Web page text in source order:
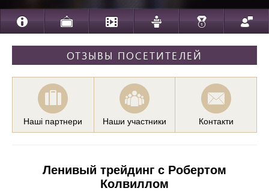
ОТЗЫВЫ ПОСЕТИТЕЛЕЙ
Наші партнери Наши участники Контакти
Ленивый трейдинг с Робертом
Колвиллом